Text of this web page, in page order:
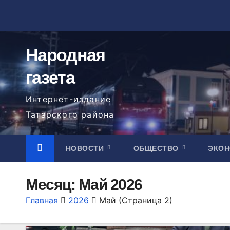
содержимому
Народная
газета
Интернет-издание
Татарского района
НОВОСТИ ОБЩЕСТВО
Месяц: Май 2026
Главная 2026 Май (Страница 2)